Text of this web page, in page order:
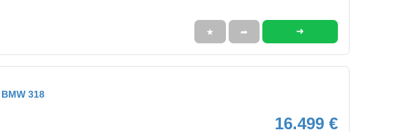
★ ➦ ➜
BMW 318
16.499 €